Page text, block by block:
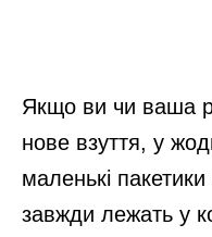
Якщо ви чи ваша
нове взуття, у
маленькі
завжди лежать у